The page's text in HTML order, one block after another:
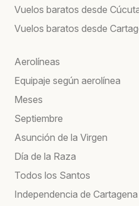
Vuelos baratos desde
Vuelos baratos desde
Aerolíneas
Equipaje según aerolínea
Meses
Septiembre
Asunción de la Virgen
Día de la Raza
Todos los Santos
Independencia de Cartagena